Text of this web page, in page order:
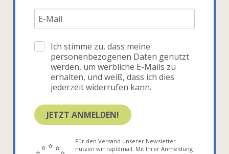
Ich stimme zu, dass meine
personenbezogenen Daten genutzt
werden, um werbliche E-Mails zu
erhalten, und weiß, dass ich dies
jederzeit widerrufen kann.
JETZT ANMELDEN!
Für den Versand unserer Newsletter
nutzen wir rapidmail. Mit Ihrer Anmeldung